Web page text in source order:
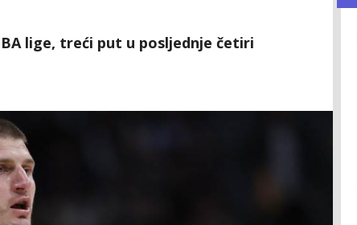
lige, treći put u posljednje četiri